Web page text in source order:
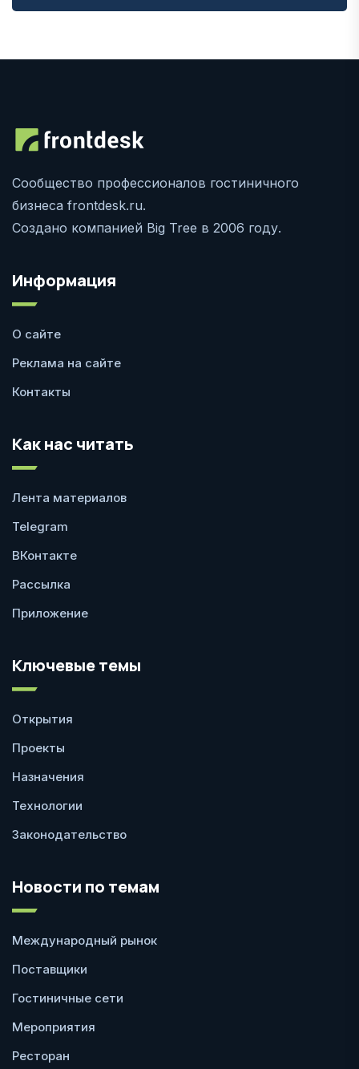
Сообщество профессионалов гостиничного
бизнеса frontdesk.ru.
Создано компанией Big Tree в 2006 году.
Информация
О сайте
Реклама на сайте
Контакты
Как нас читать
Лента материалов
Telegram
ВКонтакте
Рассылка
Приложение
Ключевые темы
Открытия
Проекты
Назначения
Технологии
Законодательство
Новости по темам
Международный рынок
Поставщики
Гостиничные сети
Мероприятия
Ресторан